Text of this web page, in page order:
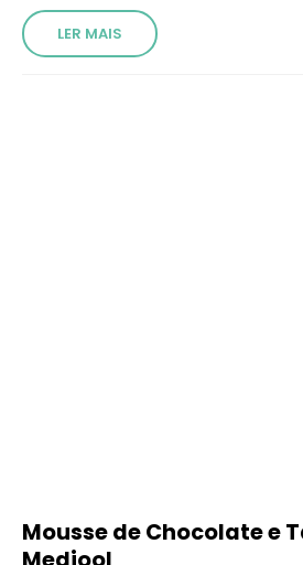
LER MAIS
Mousse de Chocolate e